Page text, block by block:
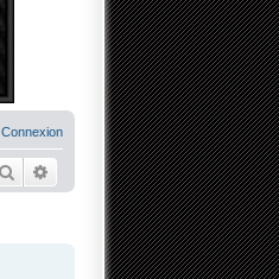
Connexion
RechercherRecherche avancée